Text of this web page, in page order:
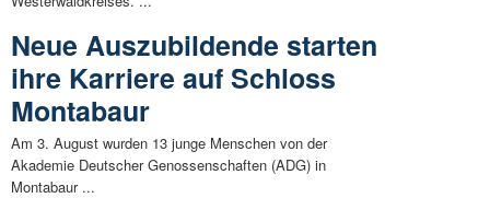
Neue Auszubildende starten
ihre Karriere auf Schloss
Montabaur
Am 3. August wurden 13 junge Menschen von der
Akademie Deutscher Genossenschaften (ADG) in
Montabaur ...